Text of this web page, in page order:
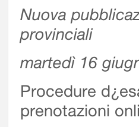
Nuova
provinciali
martedì 16
Procedure
prenotazioni